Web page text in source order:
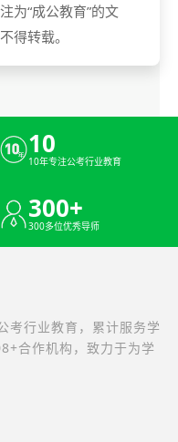
为“成公教育”的文
得转载。
10
10年专注公考行业教育
300+
300多位优秀导师
考行业教育，累计服务学
合作机构，致力于为学